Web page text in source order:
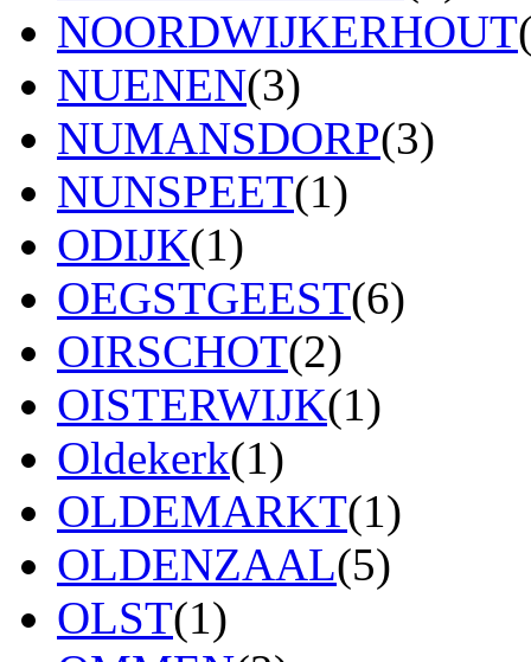
NOORDWIJKERHOUT
NUENEN(3)
NUMANSDORP(3)
NUNSPEET(1)
ODIJK(1)
OEGSTGEEST(6)
OIRSCHOT(2)
OISTERWIJK(1)
Oldekerk(1)
OLDEMARKT(1)
OLDENZAAL(5)
OLST(1)